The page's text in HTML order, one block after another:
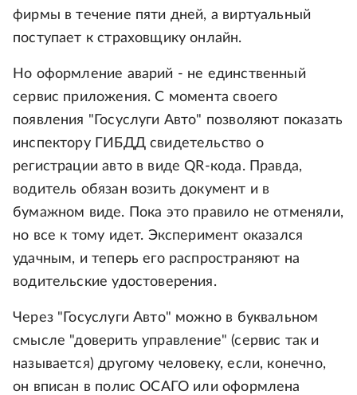
фирмы в течение пяти дней, а виртуальный
поступает к страховщику онлайн.
Но оформление аварий - не единственный
сервис приложения. С момента своего
появления "Госуслуги Авто" позволяют показать
инспектору ГИБДД свидетельство о
регистрации авто в виде QR-кода. Правда,
водитель обязан возить документ и в
бумажном виде. Пока это правило не отменяли,
но все к тому идет. Эксперимент оказался
удачным, и теперь его распространяют на
водительские удостоверения.
Через "Госуслуги Авто" можно в буквальном
смысле "доверить управление" (сервис так и
называется) другому человеку, если, конечно,
он вписан в полис ОСАГО или оформлена